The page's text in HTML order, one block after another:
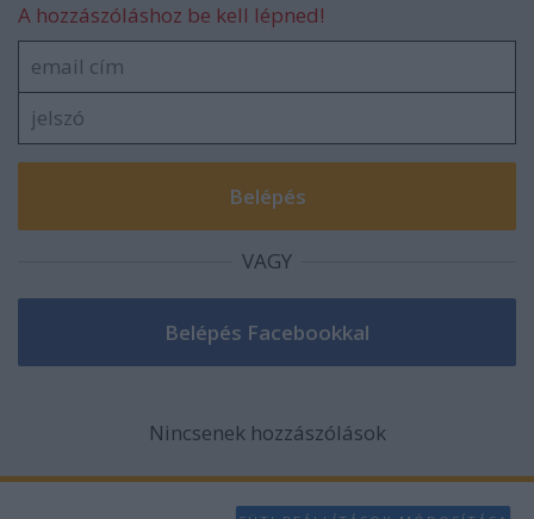
A hozzászóláshoz be kell lépned!
VAGY
Nincsenek hozzászólások